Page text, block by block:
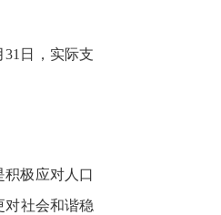
31日，实际支
极应对人口
对社会和谐稳